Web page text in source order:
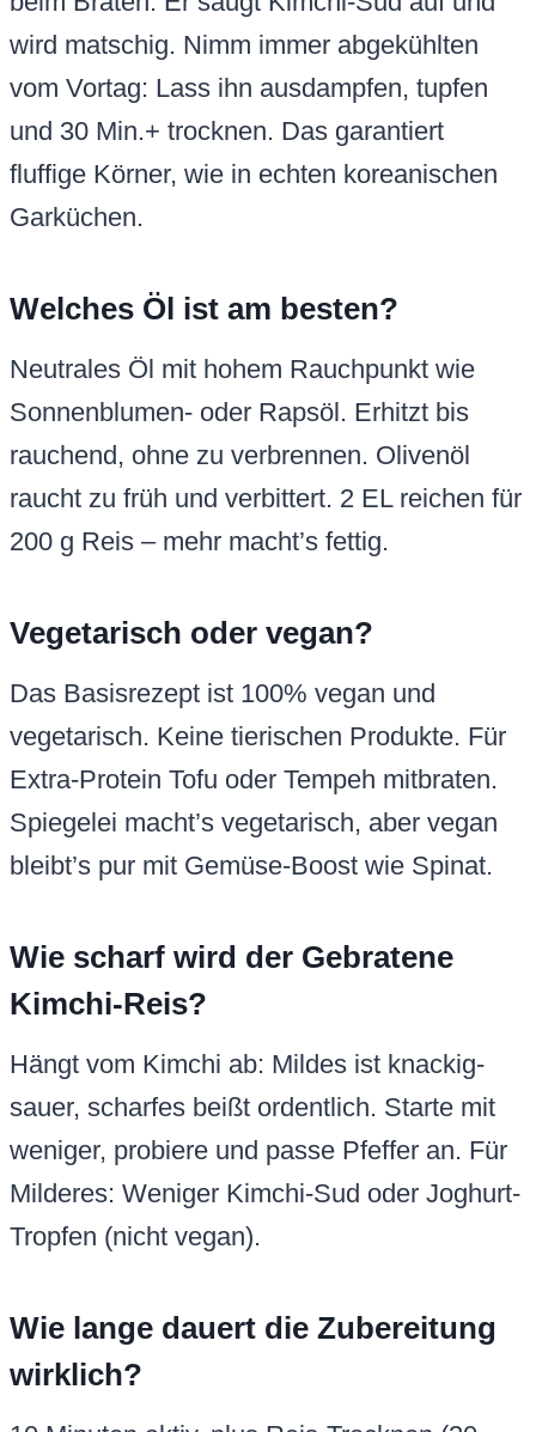
wird matschig. Nimm immer abgekühlten
vom Vortag: Lass ihn ausdampfen, tupfen
und 30 Min.+ trocknen. Das garantiert
fluffige Körner, wie in echten koreanischen
Garküchen.
Welches Öl ist am besten?
Neutrales Öl mit hohem Rauchpunkt wie
Sonnenblumen- oder Rapsöl. Erhitzt bis
rauchend, ohne zu verbrennen. Olivenöl
raucht zu früh und verbittert. 2 EL reichen für
200 g Reis – mehr macht’s fettig.
Vegetarisch oder vegan?
Das Basisrezept ist 100% vegan und
vegetarisch. Keine tierischen Produkte. Für
Extra-Protein Tofu oder Tempeh mitbraten.
Spiegelei macht’s vegetarisch, aber vegan
bleibt’s pur mit Gemüse-Boost wie Spinat.
Wie scharf wird der Gebratene
Kimchi-Reis?
Hängt vom Kimchi ab: Mildes ist knackig-
sauer, scharfes beißt ordentlich. Starte mit
weniger, probiere und passe Pfeffer an. Für
Milderes: Weniger Kimchi-Sud oder Joghurt-
Tropfen (nicht vegan).
Wie lange dauert die Zubereitung
wirklich?